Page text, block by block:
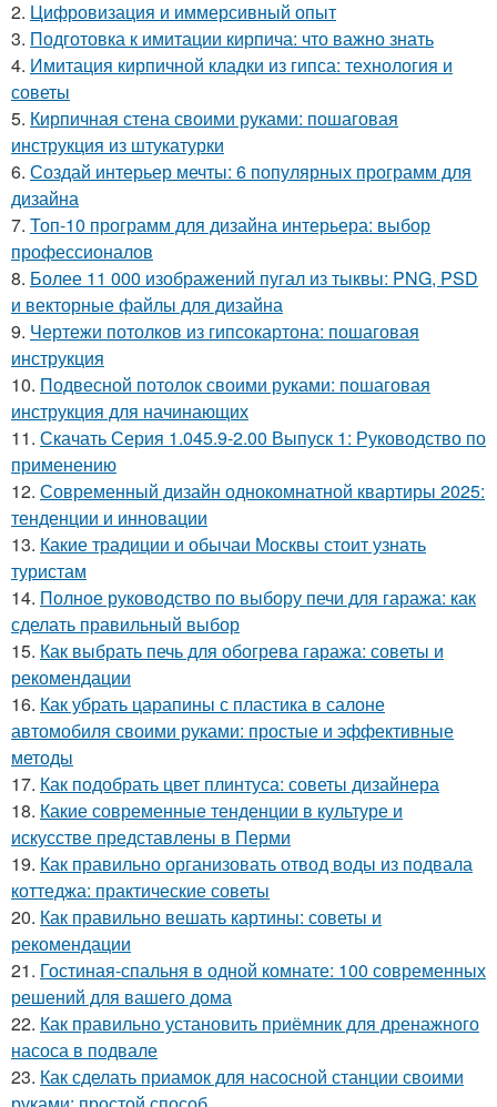
2. Цифровизация и иммерсивный опыт
3. Подготовка к имитации кирпича: что важно знать
4. Имитация кирпичной кладки из гипса: технология и
советы
5. Кирпичная стена своими руками: пошаговая
инструкция из штукатурки
6. Создай интерьер мечты: 6 популярных программ для
дизайна
7. Топ-10 программ для дизайна интерьера: выбор
профессионалов
8. Более 11 000 изображений пугал из тыквы: PNG, PSD
и векторные файлы для дизайна
9. Чертежи потолков из гипсокартона: пошаговая
инструкция
10. Подвесной потолок своими руками: пошаговая
инструкция для начинающих
11. Скачать Серия 1.045.9-2.00 Выпуск 1: Руководство по
применению
12. Современный дизайн однокомнатной квартиры 2025:
тенденции и инновации
13. Какие традиции и обычаи Москвы стоит узнать
туристам
14. Полное руководство по выбору печи для гаража: как
сделать правильный выбор
15. Как выбрать печь для обогрева гаража: советы и
рекомендации
16. Как убрать царапины с пластика в салоне
автомобиля своими руками: простые и эффективные
методы
17. Как подобрать цвет плинтуса: советы дизайнера
18. Какие современные тенденции в культуре и
искусстве представлены в Перми
19. Как правильно организовать отвод воды из подвала
коттеджа: практические советы
20. Как правильно вешать картины: советы и
рекомендации
21. Гостиная-спальня в одной комнате: 100 современных
решений для вашего дома
22. Как правильно установить приёмник для дренажного
насоса в подвале
23. Как сделать приамок для насосной станции своими